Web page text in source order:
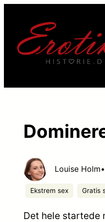
Louise Holm•
Ekstrem sex Gratis
Det hele startede